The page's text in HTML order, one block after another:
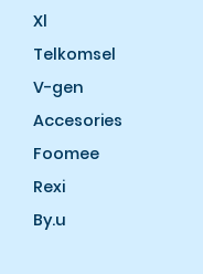
Xl
Telkomsel
V-gen
Accesories
Foomee
Rexi
By.u